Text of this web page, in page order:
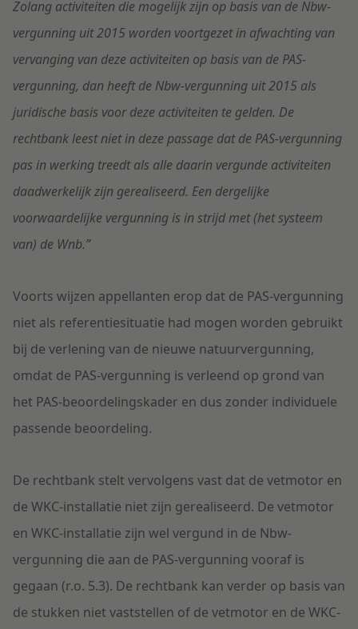
Zolang activiteiten die mogelijk zijn op basis van de Nbw-
vergunning uit 2015 worden voortgezet in afwachting van
vervanging van deze activiteiten op basis van de PAS-
vergunning, dan heeft de Nbw-vergunning uit 2015 als
juridische basis voor deze activiteiten te gelden. De
rechtbank leest niet in deze passage dat de PAS-vergunning
pas in werking treedt als alle daarin vergunde activiteiten
daadwerkelijk zijn gerealiseerd. Een dergelijke
voorwaardelijke vergunning is in strijd met (het systeem
van) de Wnb.”
Voorts wijzen appellanten erop dat de PAS-vergunning
niet als referentiesituatie had mogen worden gebruikt
bij de verlening van de nieuwe natuurvergunning,
omdat de PAS-vergunning is verleend op grond van
het PAS-beoordelingskader en dus zonder individuele
passende beoordeling.
De rechtbank stelt vervolgens vast dat de vetmotor en
de WKC-installatie niet zijn gerealiseerd. De vetmotor
en WKC-installatie zijn wel vergund in de Nbw-
vergunning die aan de PAS-vergunning vooraf is
gegaan (r.o. 5.3). De rechtbank kan verder op basis van
de stukken niet vaststellen of de vetmotor en de WKC-